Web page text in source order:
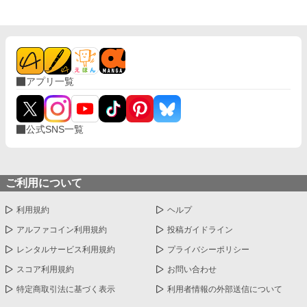
アプリ一覧
公式SNS一覧
ご利用について
利用規約 ヘルプ
アルファコイン利用規約 投稿ガイドライン
レンタルサービス利用規約 プライバシーポリシー
スコア利用規約 お問い合わせ
特定商取引法に基づく表示 利用者情報の外部送信について